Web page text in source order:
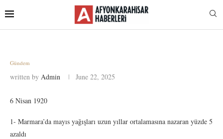
Gündem
written by Admin June 22, 2025
6 Nisan 1920
1- Marmara’da mayıs yağışları uzun yıllar ortalamasına nazaran yüzde 5
azaldı